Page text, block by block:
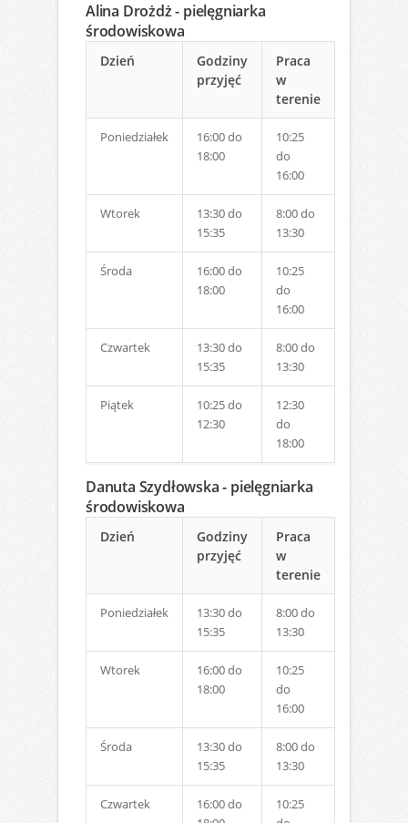
Alina Drożdż - pielęgniarka
środowiskowa
Dzień
Godziny
przyjęć
Praca
w
terenie
Poniedziałek
16:00 do
18:00
10:25
do
16:00
Wtorek
13:30 do
15:35
8:00 do
13:30
Środa
16:00 do
18:00
10:25
do
16:00
Czwartek
13:30 do
15:35
8:00 do
13:30
Piątek
10:25 do
12:30
12:30
do
18:00
Danuta Szydłowska - pielęgniarka
środowiskowa
Dzień
Godziny
przyjęć
Praca
w
terenie
Poniedziałek
13:30 do
15:35
8:00 do
13:30
Wtorek
16:00 do
18:00
10:25
do
16:00
Środa
13:30 do
15:35
8:00 do
13:30
Czwartek
16:00 do
10:25